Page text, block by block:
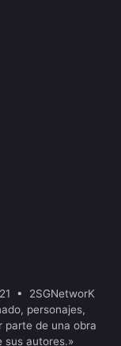
• 2SGNetworK
personajes,
parte de una obra
sus autores.»